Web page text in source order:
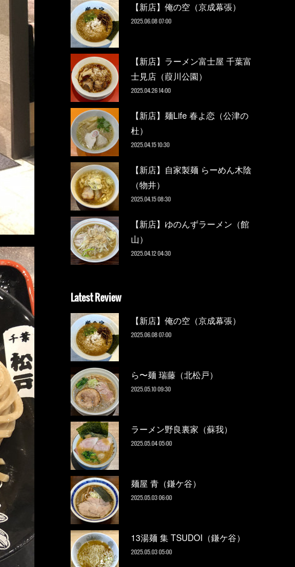
【新店】俺の空（京成幕張）
2025.06.08 07:00
【新店】ラーメン富士屋 千葉富
士見店（葭川公園）
2025.04.26 14:00
【新店】麺Life 春よ恋（公津の
杜）
2025.04.15 10:30
【新店】自家製麺 らーめん木陰
（物井）
2025.04.15 08:30
【新店】ゆのんずラーメン（館
山）
2025.04.12 04:30
Latest Review
【新店】俺の空（京成幕張）
2025.06.08 07:00
ら〜麺 瑞藤（北松戸）
2025.05.10 09:30
ラーメン野良裏家（蘇我）
2025.05.04 05:00
麺屋 青（鎌ケ谷）
2025.05.03 06:00
13湯麺 集 TSUDOI（鎌ケ谷）
2025.05.03 05:00